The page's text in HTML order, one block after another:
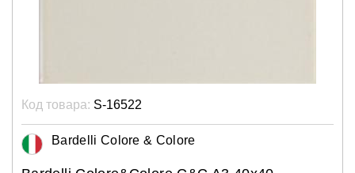
Код товара: S-16522
Bardelli Colore & Colore